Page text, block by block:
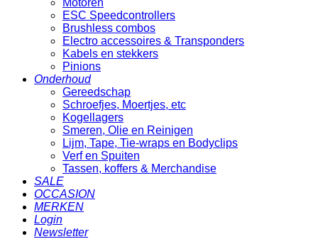
Motoren
ESC Speedcontrollers
Brushless combos
Electro accessoires & Transponders
Kabels en stekkers
Pinions
Onderhoud
Gereedschap
Schroefjes, Moertjes, etc
Kogellagers
Smeren, Olie en Reinigen
Lijm, Tape, Tie-wraps en Bodyclips
Verf en Spuiten
Tassen, koffers & Merchandise
SALE
OCCASION
MERKEN
Login
Newsletter